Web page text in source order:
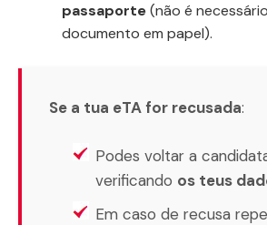
passaporte(não é
documento em papel).
Se a tua eTA for recusada:
Podes voltar a
verificando os teus
Em caso de recusa